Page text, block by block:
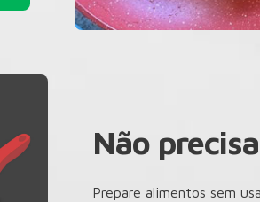
Não
Prepare alimentos sem